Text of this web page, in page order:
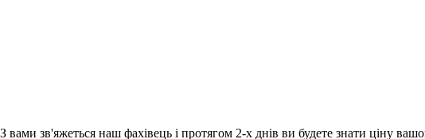
зв'яжеться наш фахівець і протягом 2-х днів ви будете знати ціну